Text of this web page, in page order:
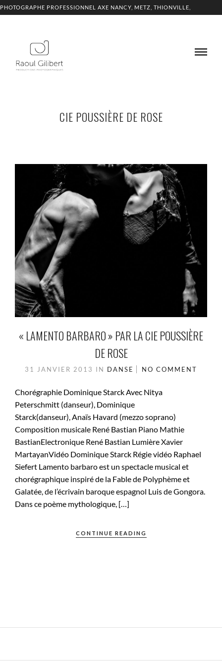
PHOTOGRAPHE PROFESSIONNEL AXE NANCY, METZ, THIONVILLE,
CIE POUSSIÈRE DE ROSE
« LAMENTO BARBARO » PAR LA CIE POUSSIÈRE
DE ROSE
31 JANVIER 2013 IN DANSE NO COMMENT
Chorégraphie Dominique Starck Avec Nitya
Peterschmitt (danseur), Dominique
Starck(danseur), Anaïs Havard (mezzo soprano)
Composition musicale René Bastian Piano Mathie
BastianElectronique René Bastian Lumière Xavier
MartayanVidéo Dominique Starck Régie vidéo Raphael
Siefert Lamento barbaro est un spectacle musical et
chorégraphique inspiré de la Fable de Polyphème et
Galatée, de l’écrivain baroque espagnol Luis de Gongora.
Dans ce poème mythologique, […]
CONTINUE READING